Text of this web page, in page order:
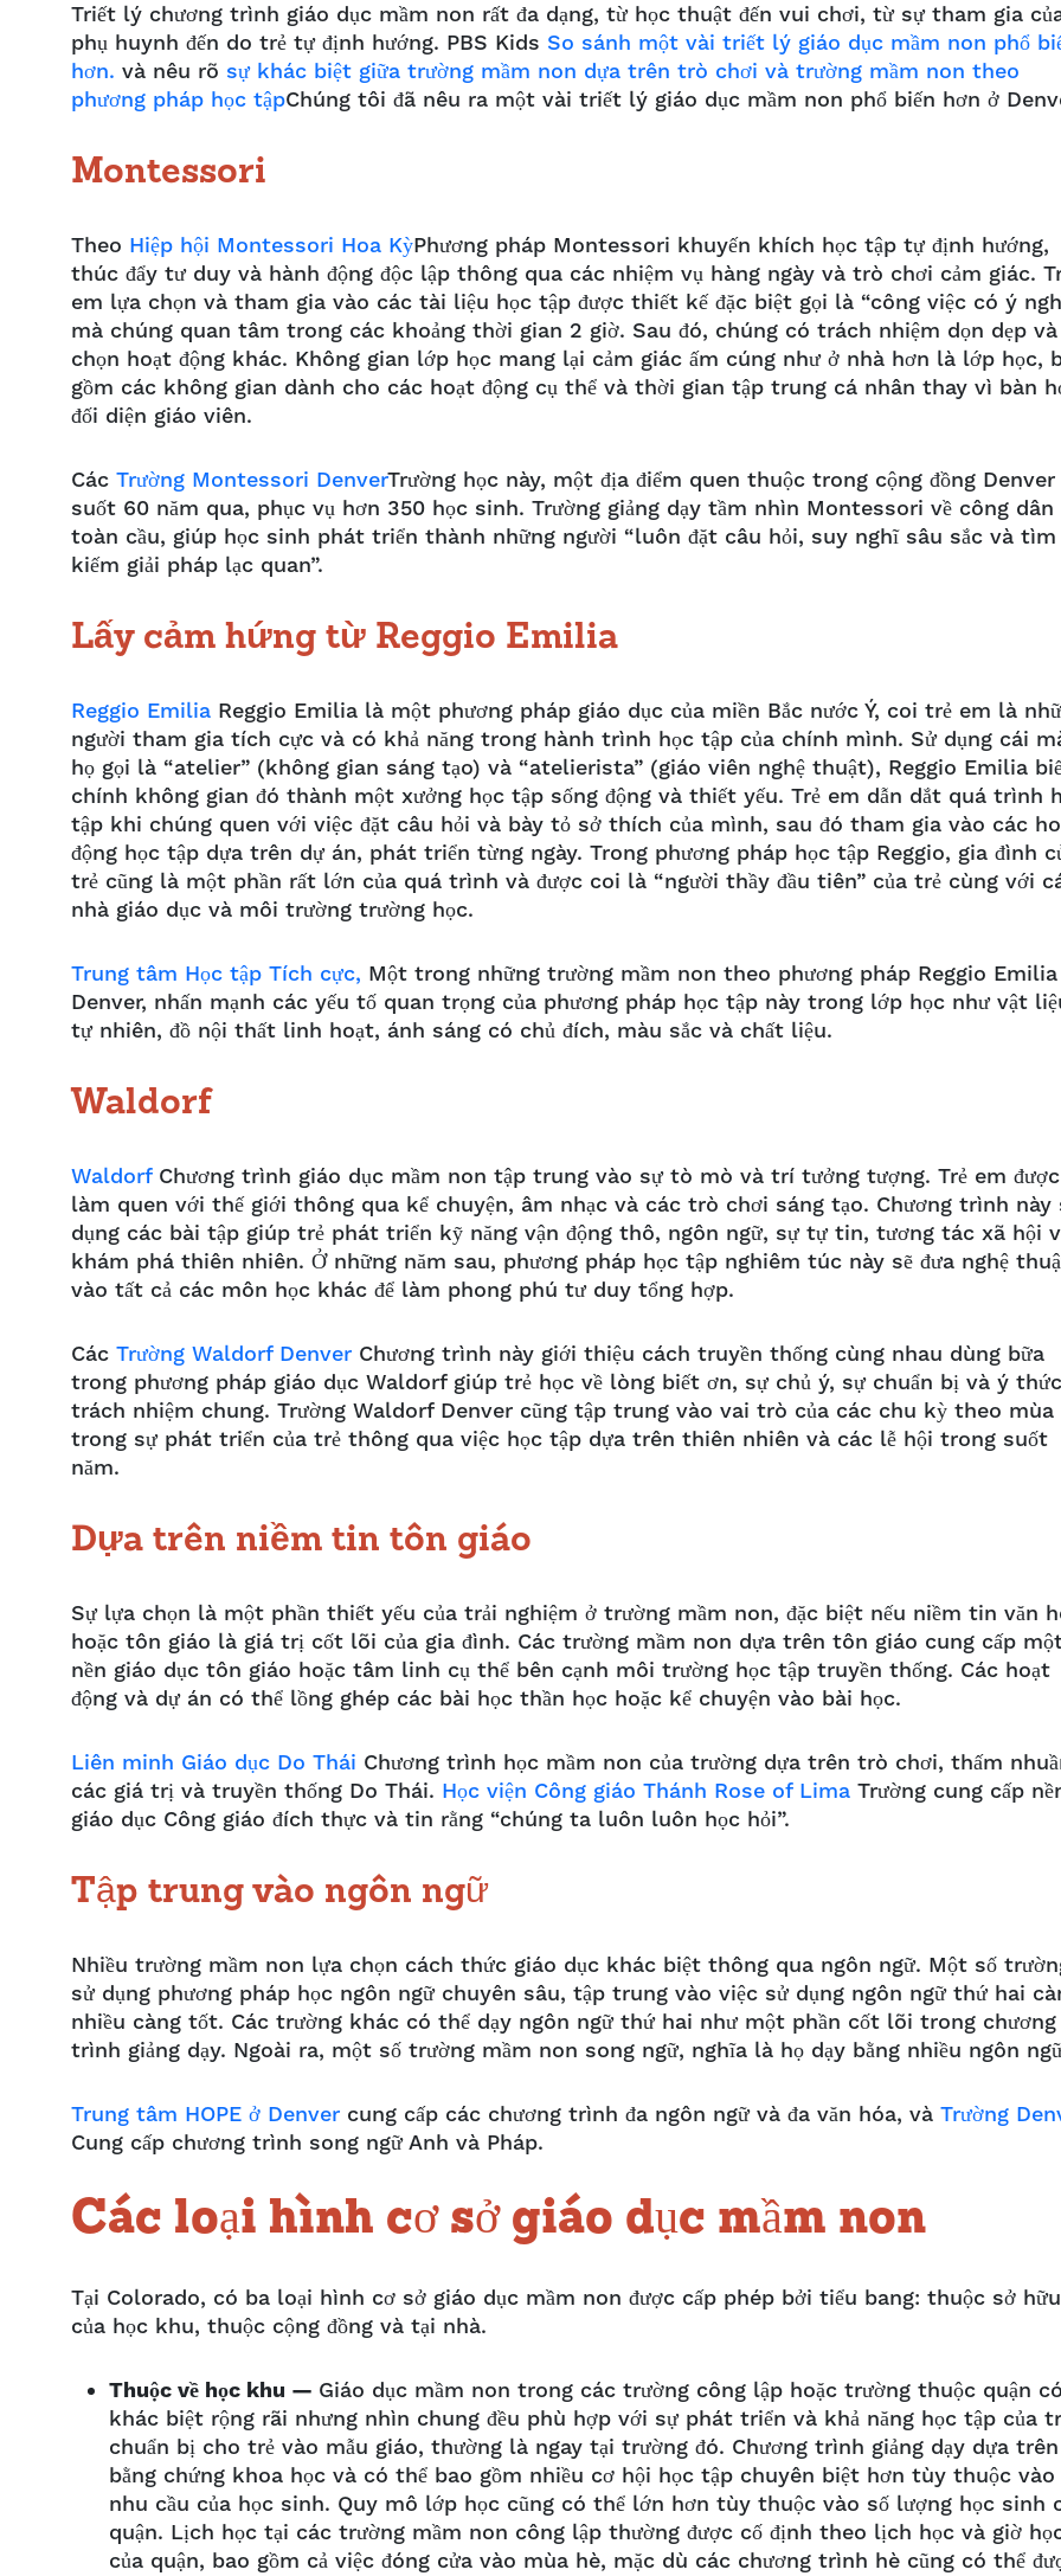
Triết lý chương trình giáo dục mầm non rất đa dạng, từ học thuật đến vui chơi, từ sự tham gia
phụ huynh đến do trẻ tự định hướng. PBS Kids So sánh một vài triết lý giáo dục mầm non phổ
hơn. và nêu rõ sự khác biệt giữa trường mầm non dựa trên trò chơi và trường mầm non theo
phương pháp học tậpChúng tôi đã nêu ra một vài triết lý giáo dục mầm non phổ biến hơn ở
Montessori
Theo Hiệp hội Montessori Hoa KỳPhương pháp Montessori khuyến khích học tập tự định hướng,
thúc đẩy tư duy và hành động độc lập thông qua các nhiệm vụ hàng ngày và trò chơi cảm giác.
em lựa chọn và tham gia vào các tài liệu học tập được thiết kế đặc biệt gọi là “công việc có ý
mà chúng quan tâm trong các khoảng thời gian 2 giờ. Sau đó, chúng có trách nhiệm dọn dẹp
chọn hoạt động khác. Không gian lớp học mang lại cảm giác ấm cúng như ở nhà hơn là lớp học,
gồm các không gian dành cho các hoạt động cụ thể và thời gian tập trung cá nhân thay vì bàn
đối diện giáo viên.
Các Trường Montessori DenverTrường học này, một địa điểm quen thuộc trong cộng đồng Denver
suốt 60 năm qua, phục vụ hơn 350 học sinh. Trường giảng dạy tầm nhìn Montessori về công dân
toàn cầu, giúp học sinh phát triển thành những người “luôn đặt câu hỏi, suy nghĩ sâu sắc và tìm
kiếm giải pháp lạc quan”.
Lấy cảm hứng từ Reggio Emilia
Reggio Emilia Reggio Emilia là một phương pháp giáo dục của miền Bắc nước Ý, coi trẻ em là
người tham gia tích cực và có khả năng trong hành trình học tập của chính mình. Sử dụng cái
họ gọi là “atelier” (không gian sáng tạo) và “atelierista” (giáo viên nghệ thuật), Reggio Emilia
chính không gian đó thành một xưởng học tập sống động và thiết yếu. Trẻ em dẫn dắt quá trình
tập khi chúng quen với việc đặt câu hỏi và bày tỏ sở thích của mình, sau đó tham gia vào các
động học tập dựa trên dự án, phát triển từng ngày. Trong phương pháp học tập Reggio, gia đình
trẻ cũng là một phần rất lớn của quá trình và được coi là “người thầy đầu tiên” của trẻ cùng với
nhà giáo dục và môi trường trường học.
Trung tâm Học tập Tích cực, Một trong những trường mầm non theo phương pháp Reggio
Denver, nhấn mạnh các yếu tố quan trọng của phương pháp học tập này trong lớp học như vật
tự nhiên, đồ nội thất linh hoạt, ánh sáng có chủ đích, màu sắc và chất liệu.
Waldorf
WaldorfChương trình giáo dục mầm non tập trung vào sự tò mò và trí tưởng tượng. Trẻ em được
làm quen với thế giới thông qua kể chuyện, âm nhạc và các trò chơi sáng tạo. Chương trình này
dụng các bài tập giúp trẻ phát triển kỹ năng vận động thô, ngôn ngữ, sự tự tin, tương tác xã hội
khám phá thiên nhiên. Ở những năm sau, phương pháp học tập nghiêm túc này sẽ đưa nghệ
vào tất cả các môn học khác để làm phong phú tư duy tổng hợp.
Các Trường Waldorf Denver Chương trình này giới thiệu cách truyền thống cùng nhau dùng bữa
trong phương pháp giáo dục Waldorf giúp trẻ học về lòng biết ơn, sự chủ ý, sự chuẩn bị và ý thức
trách nhiệm chung. Trường Waldorf Denver cũng tập trung vào vai trò của các chu kỳ theo mùa
trong sự phát triển của trẻ thông qua việc học tập dựa trên thiên nhiên và các lễ hội trong suốt
năm.
Dựa trên niềm tin tôn giáo
Sự lựa chọn là một phần thiết yếu của trải nghiệm ở trường mầm non, đặc biệt nếu niềm tin văn
hoặc tôn giáo là giá trị cốt lõi của gia đình. Các trường mầm non dựa trên tôn giáo cung cấp
nền giáo dục tôn giáo hoặc tâm linh cụ thể bên cạnh môi trường học tập truyền thống. Các hoạt
động và dự án có thể lồng ghép các bài học thần học hoặc kể chuyện vào bài học.
Liên minh Giáo dục Do Thái Chương trình học mầm non của trường dựa trên trò chơi, thấm
các giá trị và truyền thống Do Thái. Học viện Công giáo Thánh Rose of Lima Trường cung cấp
giáo dục Công giáo đích thực và tin rằng “chúng ta luôn luôn học hỏi”.
Tập trung vào ngôn ngữ
Nhiều trường mầm non lựa chọn cách thức giáo dục khác biệt thông qua ngôn ngữ. Một số
sử dụng phương pháp học ngôn ngữ chuyên sâu, tập trung vào việc sử dụng ngôn ngữ thứ hai
nhiều càng tốt. Các trường khác có thể dạy ngôn ngữ thứ hai như một phần cốt lõi trong chương
trình giảng dạy. Ngoài ra, một số trường mầm non song ngữ, nghĩa là họ dạy bằng nhiều ngôn
Trung tâm HOPE ở Denver cung cấp các chương trình đa ngôn ngữ và đa văn hóa, và Trường
Cung cấp chương trình song ngữ Anh và Pháp.
Các loại hình cơ sở giáo dục mầm non
Tại Colorado, có ba loại hình cơ sở giáo dục mầm non được cấp phép bởi tiểu bang: thuộc sở hữu
của học khu, thuộc cộng đồng và tại nhà.
Thuộc về học khu — Giáo dục mầm non trong các trường công lập hoặc trường thuộc quận
khác biệt rộng rãi nhưng nhìn chung đều phù hợp với sự phát triển và khả năng học tập của
chuẩn bị cho trẻ vào mẫu giáo, thường là ngay tại trường đó. Chương trình giảng dạy dựa trên
bằng chứng khoa học và có thể bao gồm nhiều cơ hội học tập chuyên biệt hơn tùy thuộc vào
nhu cầu của học sinh. Quy mô lớp học cũng có thể lớn hơn tùy thuộc vào số lượng học sinh
quận. Lịch học tại các trường mầm non công lập thường được cố định theo lịch học và giờ
của quận, bao gồm cả việc đóng cửa vào mùa hè, mặc dù các chương trình hè cũng có thể